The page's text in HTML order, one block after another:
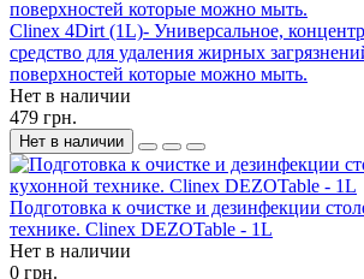
Clinex 4Dirt (1L)- Универсальное,
средство для удаления жирных
поверхностей которые можно мыть.
Нет в наличии
479 грн.
Нет в наличии
Подготовка к очистке и дезинфекции
технике. Clinex DEZOTable - 1L
Нет в наличии
0 грн.